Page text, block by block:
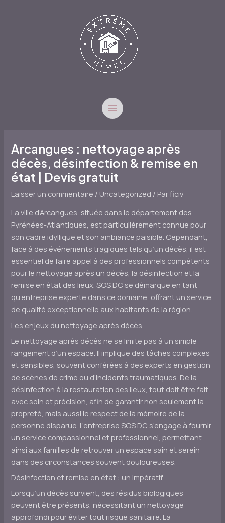
MAIN
Arcangues : nettoyage après
décès, désinfection & remise en
état | Devis gratuit
Laisser un commentaire / Uncategorized / Parficiv
La ville d’Arcangues, située dans le département des
Pyrénées-Atlantiques, est particulièrement connue pour
son cadre idyllique et son ambiance paisible. Cependant,
face à des événements tragiques tels qu’un décès, il est
essentiel de faire appel à des professionnels compétents
pour le nettoyage après un décès, la désinfection et la
remise en état des lieux. SOS DC se démarque en tant
qu’entreprise experte dans ce domaine, offrant un service
de qualité exceptionnelle aux habitants de la région.
Les enjeux du nettoyage après décès
Le nettoyage après décès ne se limite pas à un simple
rangement d’un espace. Il implique des tâches complexes
et sensibles, souvent conférées à des experts en gestion
de scènes de crime ou d’incidents traumatiques. De la
désinfection à la restauration des lieux, tout doit être fait
avec soin et précision, afin de garantir non seulement la
propreté, mais aussi le respect de la mémoire de la
personne disparue. L’entreprise SOS DC s’engage à fournir
un service compassionnel et professionnel, permettant
ainsi aux familles de retrouver un espace sain et serein
dans des circonstances souvent douloureuses.
Désinfection et remise en état : un impératif
Lorsqu’un décès survient, des résidus biologiques
peuvent être présents, nécessitant un nettoyage
approfondi pour éviter tout risque sanitaire. La